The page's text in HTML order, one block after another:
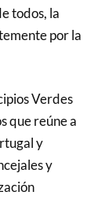
todos, la
por la
Verdes
que reúne a
y
y